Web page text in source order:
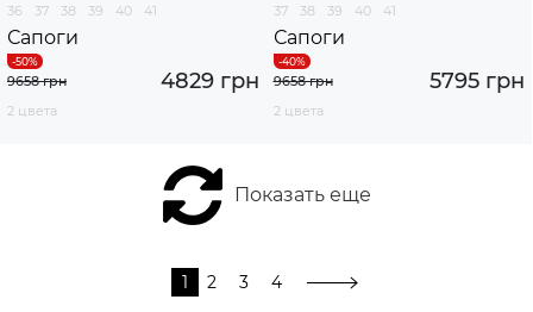
36 37 38 39 40 41
Сапоги
4829 грн
9658 грн
2 цвета
37 38 39 40 41
Сапоги
5795 грн
9658 грн
2 цвета
Показать еще
1 2 3 4